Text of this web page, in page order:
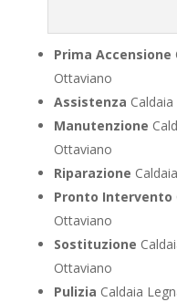
Prima Accensione
Ottaviano
Assistenza
Manutenzione
Ottaviano
Riparazione
Pronto Intervento
Ottaviano
Sostituzione
Ottaviano
Pulizia Caldaia